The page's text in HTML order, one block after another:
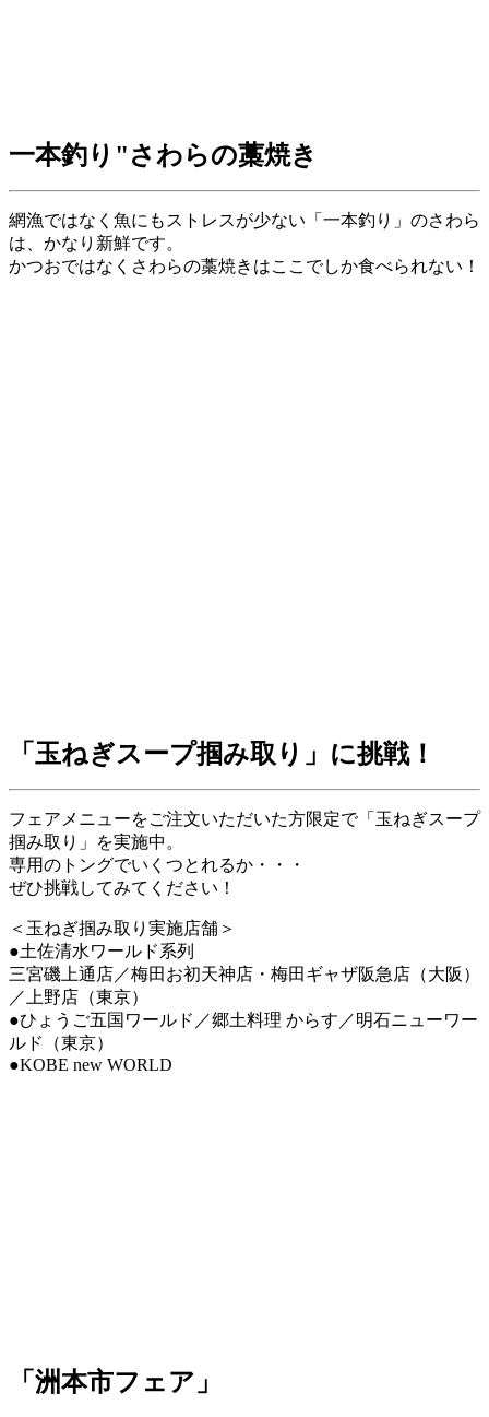
一本釣り"さわらの藁焼き
網漁ではなく魚にもストレスが少ない「一本釣り」のさわら
は、かなり新鮮です。
かつおではなくさわらの藁焼きはここでしか食べられない！
「玉ねぎスープ掴み取り」に挑戦！
フェアメニューをご注文いただいた方限定で「玉ねぎスープ
掴み取り」を実施中。
専用のトングでいくつとれるか・・・
ぜひ挑戦してみてください！
＜玉ねぎ掴み取り実施店舗＞
●土佐清水ワールド系列
三宮磯上通店／梅田お初天神店・梅田ギャザ阪急店（大阪）
／上野店（東京）
●ひょうご五国ワールド／郷土料理 からす／明石ニューワー
ルド（東京）
●KOBE new WORLD
「洲本市フェア」